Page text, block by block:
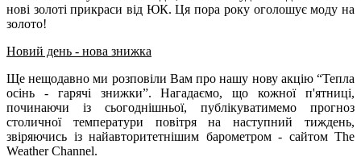
нові золоті прикраси від ЮК. Ця пора року оголошує моду на
золото!
Новий день - нова знижка
Ще нещодавно ми розповіли Вам про нашу нову акцію “Тепла
осінь - гарячі знижки”. Нагадаємо, що кожної п'ятниці,
починаючи із сьогоднішньої, публікуватимемо прогноз
столичної температури повітря на наступний тиждень,
звіряючись із найавторитетнішим барометром - сайтом The
Weather Channel.